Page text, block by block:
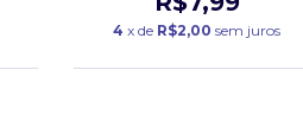
4 x de R$2,00 sem juros